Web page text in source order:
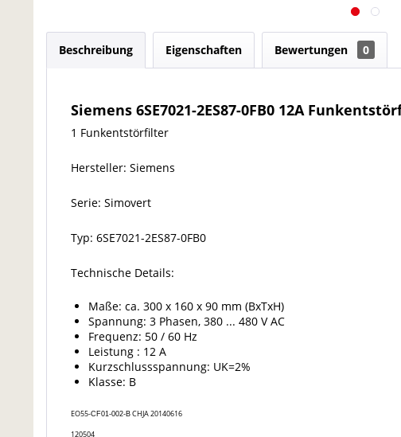
Beschreibung Eigenschaften Bewertungen 0
Siemens 6SE7021-2ES87-0FB0 12A
1 Funkentstörfilter
Hersteller: Siemens
Serie: Simovert
Typ: 6SE7021-2ES87-0FB0
Technische Details:
Maße: ca. 300 x 160 x 90 mm (BxTxH)
Spannung: 3 Phasen, 380 ... 480 V AC
Frequenz: 50 / 60 Hz
Leistung : 12 A
Kurzschlussspannung: UK=2%
Klasse: B
EO55-CF01-002-B CHJA 20140616
120504